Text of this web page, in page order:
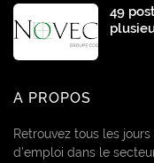
49
A PROPOS
Retrouvez tous les
d’emploi dans le